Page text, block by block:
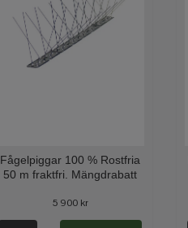
Fågelpiggar 100 % Rostfria
50 m fraktfri. Mängdrabatt
5 900 kr